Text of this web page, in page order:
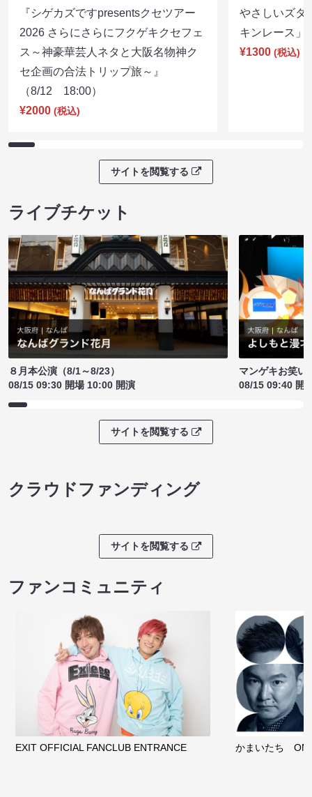
『シゲカズですpresentsクセツアー
2026 さらにさらにフクゲキクセフェ
ス～神豪華芸人ネタと大阪名物神ク
セ企画の合法トリップ旅～』
（8/12 18:00）
¥2000 (税込)
やさしいズタ
キンレース
¥1300 (税込)
サイトを閲覧する
ライブチケット
８月本公演（8/1～8/23）
08/15 09:30 開場 10:00 開演
マンゲキお笑い
08/15 09:40 開
サイトを閲覧する
クラウドファンディング
サイトを閲覧する
ファンコミュニティ
EXIT OFFICIAL FANCLUB ENTRANCE かまいたち